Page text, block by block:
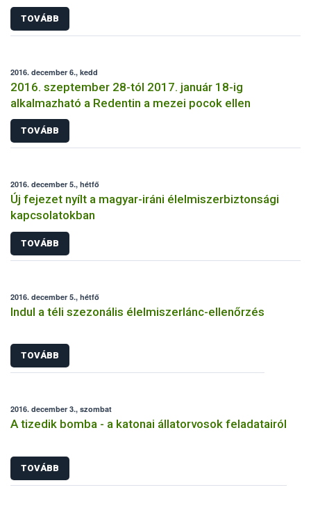
TOVÁBB
2016. december 6., kedd
2016. szeptember 28-tól 2017. január 18-ig
alkalmazható a Redentin a mezei pocok ellen
TOVÁBB
2016. december 5., hétfő
Új fejezet nyílt a magyar-iráni élelmiszerbiztonsági
kapcsolatokban
TOVÁBB
2016. december 5., hétfő
Indul a téli szezonális élelmiszerlánc-ellenőrzés
TOVÁBB
2016. december 3., szombat
A tizedik bomba - a katonai állatorvosok feladatairól
TOVÁBB